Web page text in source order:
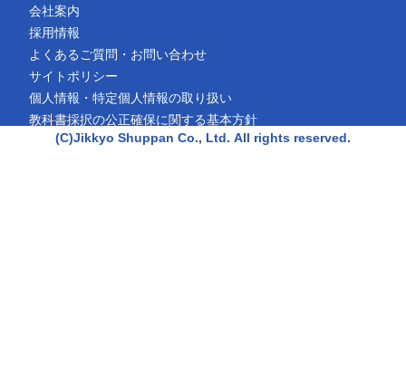
会社案内
採用情報
よくあるご質問・お問い合わせ
サイトポリシー
個人情報・特定個人情報の取り扱い
教科書採択の公正確保に関する基本方針
(C)Jikkyo Shuppan Co., Ltd. All rights reserved.